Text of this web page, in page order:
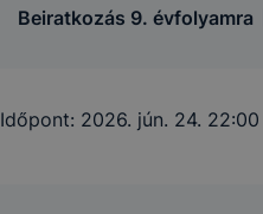
Beiratkozás 9. évfolyamra
Időpont: 2026. jún. 24. 22:00